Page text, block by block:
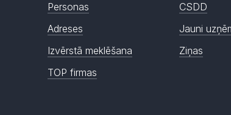
Personas
Adreses
Izvērstā meklēšana
TOP firmas
CSDD
Jauni
Ziņas